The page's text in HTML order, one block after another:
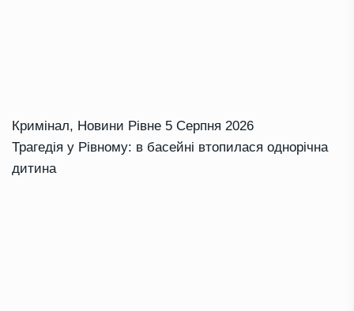
Кримінал, Новини Рівне 5 Серпня 2026
Трагедія у Рівному: в басейні втопилася однорічна
дитина